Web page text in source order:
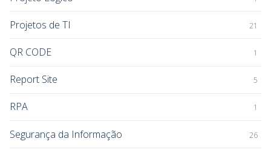
Projetos de TI 21
QR CODE 1
Report Site 5
RPA 1
Segurança da Informação 26